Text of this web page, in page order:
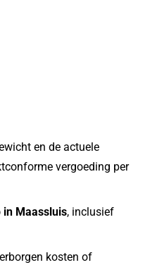
en de actuele
vergoeding per
in Maassluis, inclusief
kosten of